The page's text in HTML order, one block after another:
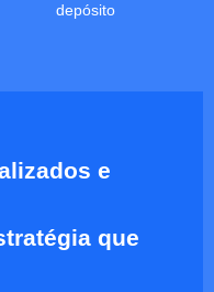
depósito
e
que